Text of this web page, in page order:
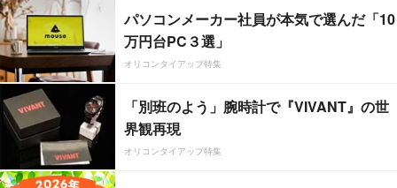
パソコンメーカー社員が本気で選んだ「10
万円台PC３選」
オリコンタイアップ特集
「別班のよう」腕時計で『VIVANT』の世
界観再現
オリコンタイアップ特集